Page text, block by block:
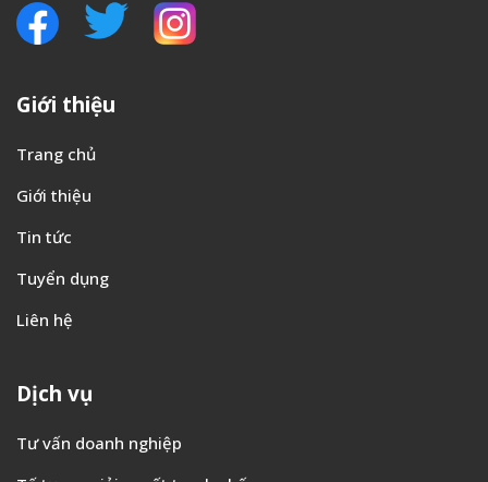
Giới thiệu
Trang chủ
Giới thiệu
Tin tức
Tuyển dụng
Liên hệ
Dịch vụ
Tư vấn doanh nghiệp